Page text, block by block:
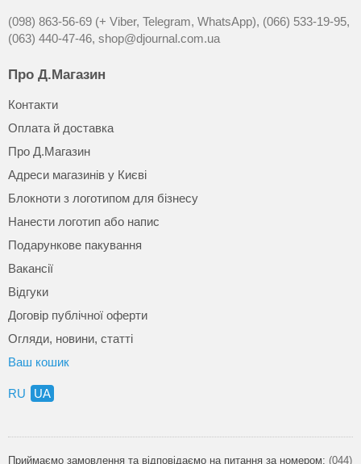
(098) 863-56-69 (+ Viber, Telegram, WhatsApp), (066) 533-19-95,
(063) 440-47-46, shop@djournal.com.ua
Про Д.Магазин
Контакти
Оплата й доставка
Про Д.Магазин
Адреси магазинів у Києві
Блокноти з логотипом для бізнесу
Нанести логотип або напис
Подарункове пакування
Вакансії
Відгуки
Договір публічної оферти
Огляди, новини, статті
Ваш кошик
RU UA
Приймаємо замовлення та відповідаємо на питання за номером: (044)